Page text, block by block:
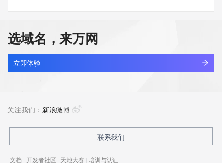
tlblts.com
最近查询
查看详情
最近查询
选域名，来万网
立即体验
关注我们： 新浪微博
联系我们
文档 | 开发者社区 | 天池大赛 | 培训与认证